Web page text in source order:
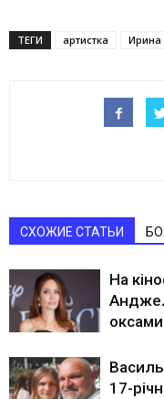
ТЕГИ артистка Ирина
СХОЖИЕ СТАТЬИ
На
17-